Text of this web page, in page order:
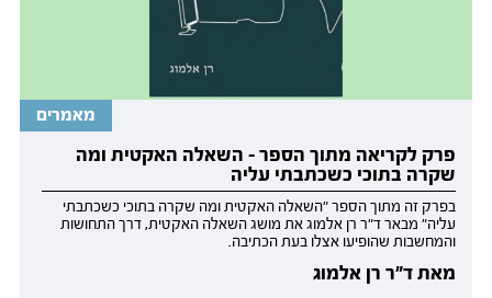
מאמרים
פרק לקריאה מתוך הספר - השאלה האקטית ומה
שקרה בתוכי כשכתבתי עליה
בפרק זה מתוך הספר "השאלה האקטית ומה שקרה בתוכי כשכתבתי
עליה" מבאר ד"ר רן אלמוג את מושג השאלה האקטית, דרך התחושות
והמחשבות שהופיעו אצלו בעת הכתיבה.
מאת ד"ר רן אלמוג